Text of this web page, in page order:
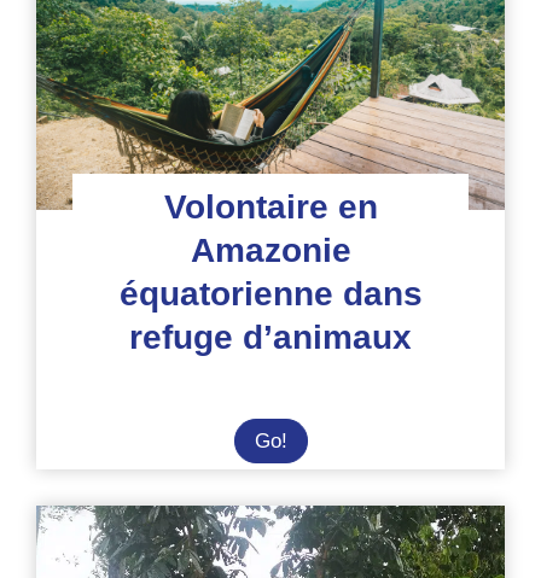
l’environnement
Volontaire en
Amazonie
équatorienne dans
refuge d’animaux
Go!Volontaire
en
Amazonie
équatorienne
dans